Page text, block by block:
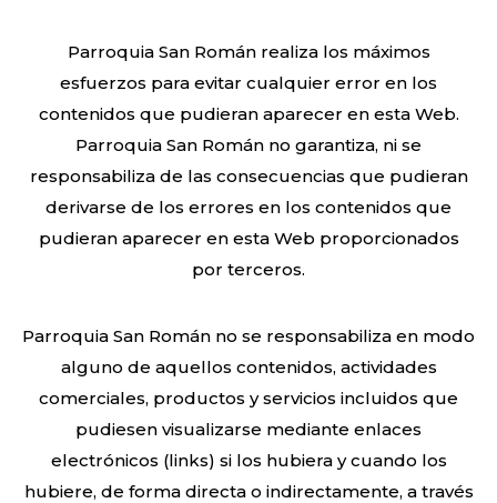
Parroquia San Román realiza los máximos
esfuerzos para evitar cualquier error en los
contenidos que pudieran aparecer en esta Web.
Parroquia San Román no garantiza, ni se
responsabiliza de las consecuencias que pudieran
derivarse de los errores en los contenidos que
pudieran aparecer en esta Web proporcionados
por terceros.
Parroquia San Román no se responsabiliza en modo
alguno de aquellos contenidos, actividades
comerciales, productos y servicios incluidos que
pudiesen visualizarse mediante enlaces
electrónicos (links) si los hubiera y cuando los
hubiere, de forma directa o indirectamente, a través